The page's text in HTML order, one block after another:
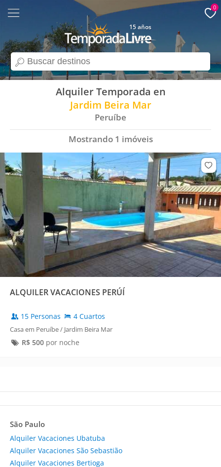
search
15 años
0
Alquiler Temporada en
Jardim Beira Mar
Peruíbe
Mostrando 1 imóveis
ALQUILER VACACIONES PERÚÍ
15 Personas 4 Cuartos
Casa em Peruíbe / Jardim Beira Mar
R$ 500por noche
São Paulo
Alquiler Vacaciones Ubatuba
Alquiler Vacaciones São Sebastião
Alquiler Vacaciones Bertioga